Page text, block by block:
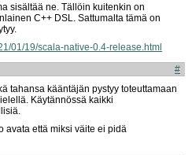
sisältää ne. Tällöin kuitenkin on
C++ DSL. Sattumalta tämä on
01/19/scala-native-0.4-release.html
#
tahansa kääntäjän pystyy toteuttamaan
Käytännössä kaikki
avata että miksi väite ei pidä